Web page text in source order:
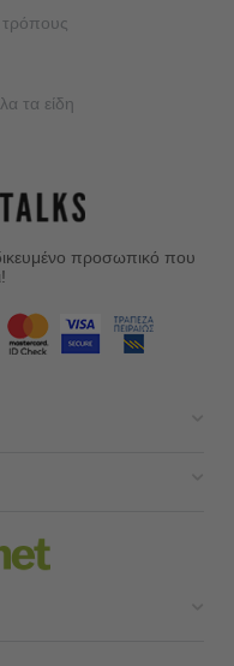
τρόπους
τα είδη
προσωπικό που